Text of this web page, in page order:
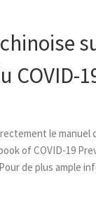
COVID-
le manuel
of COVID-19
de plus ample